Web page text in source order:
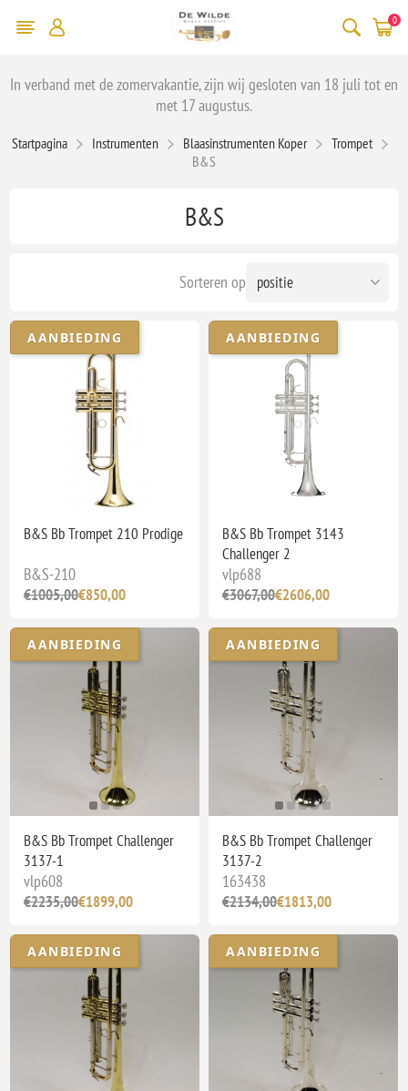
0
In verband met de zomervakantie, zijn wij gesloten van 18 juli tot en
met 17 augustus.
Startpagina Instrumenten Blaasinstrumenten Koper
Trompet
B&S
B&S
Sorteren op
AANBIEDING
B&S Bb Trompet 210 Prodige
B&S-210
€1005,00€850,00
AANBIEDING
B&S Bb Trompet 3143
Challenger 2
vlp688
€3067,00€2606,00
AANBIEDING
B&S Bb Trompet Challenger
3137-1
vlp608
€2235,00€1899,00
AANBIEDING
B&S Bb Trompet Challenger
3137-2
163438
€2134,00€1813,00
AANBIEDING AANBIEDING